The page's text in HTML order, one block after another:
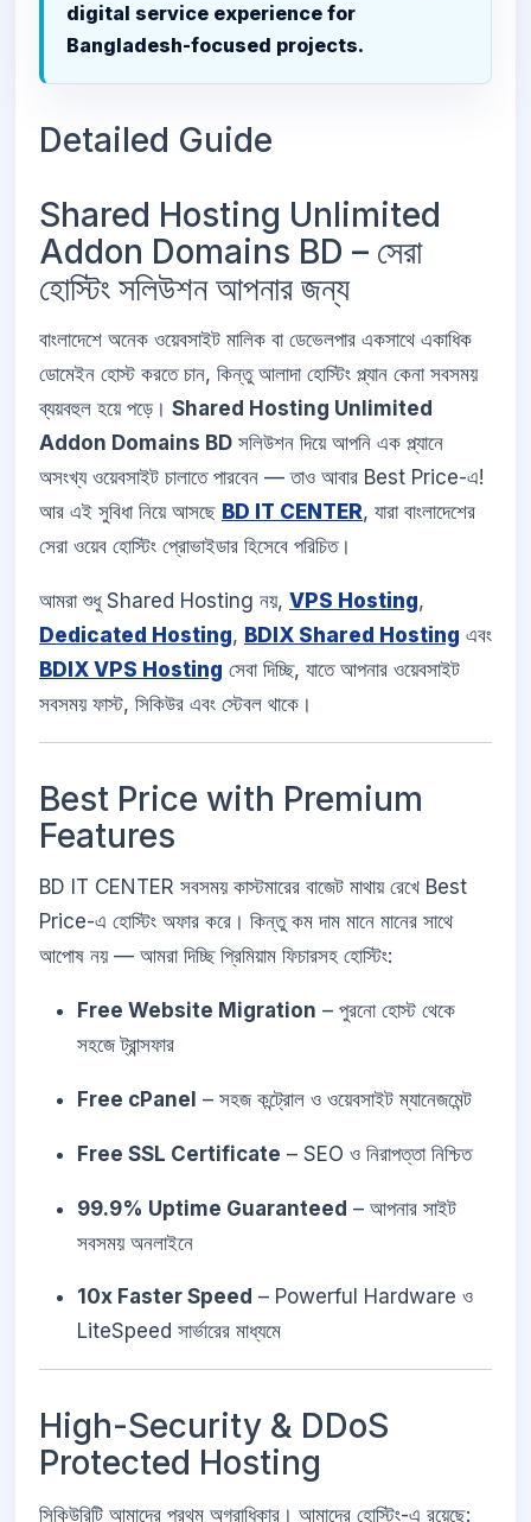
digital service experience for
Bangladesh-focused projects.
Detailed Guide
Shared Hosting Unlimited
Addon Domains BD – সেরা
হোস্টিং সলিউশন আপনার জন্য
বাংলাদেশে অনেক ওয়েবসাইট মালিক বা ডেভেলপার একসাথে একাধিক
ডোমেইন হোস্ট করতে চান, কিন্তু আলাদা হোস্টিং প্ল্যান কেনা সবসময়
ব্যয়বহুল হয়ে পড়ে। Shared Hosting Unlimited
Addon Domains BD সলিউশন দিয়ে আপনি এক প্ল্যানে
অসংখ্য ওয়েবসাইট চালাতে পারবেন — তাও আবার Best Price-এ!
আর এই সুবিধা নিয়ে আসছে BD IT CENTER, যারা বাংলাদেশের
সেরা ওয়েব হোস্টিং প্রোভাইডার হিসেবে পরিচিত।
আমরা শুধু Shared Hosting নয়, VPS Hosting,
Dedicated Hosting, BDIX Shared Hosting এবং
BDIX VPS Hosting সেবা দিচ্ছি, যাতে আপনার ওয়েবসাইট
সবসময় ফাস্ট, সিকিউর এবং স্টেবল থাকে।
Best Price with Premium
Features
BD IT CENTER সবসময় কাস্টমারের বাজেট মাথায় রেখে Best
Price-এ হোস্টিং অফার করে। কিন্তু কম দাম মানে মানের সাথে
আপোষ নয় — আমরা দিচ্ছি প্রিমিয়াম ফিচারসহ হোস্টিং:
Free Website Migration – পুরনো হোস্ট থেকে
সহজে ট্রান্সফার
Free cPanel – সহজ কন্ট্রোল ও ওয়েবসাইট ম্যানেজমেন্ট
Free SSL Certificate – SEO ও নিরাপত্তা নিশ্চিত
99.9% Uptime Guaranteed – আপনার সাইট
সবসময় অনলাইনে
10x Faster Speed – Powerful Hardware ও
LiteSpeed সার্ভারের মাধ্যমে
High-Security & DDoS
Protected Hosting
সিকিউরিটি আমাদের প্রথম অগ্রাধিকার। আমাদের হোস্টিং-এ রয়েছে: